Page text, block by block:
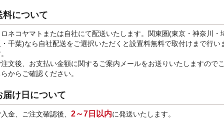
料について
ネコヤマトまたは自社にて配送いたします。関東圏(東京・神奈川・
千葉)なら自社配送をご選択いただくと設置料無料で取付けまで行い
文後、お支払い金額に関するご案内メールをお送りいたしますので
からご確認ください。
届け日について
金、ご注文確認後、 2～7日以内に発送いたします。